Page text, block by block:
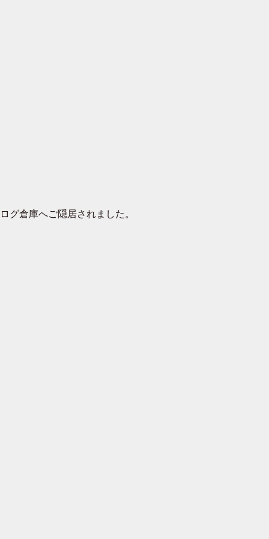
グ倉庫へご隠居されました。